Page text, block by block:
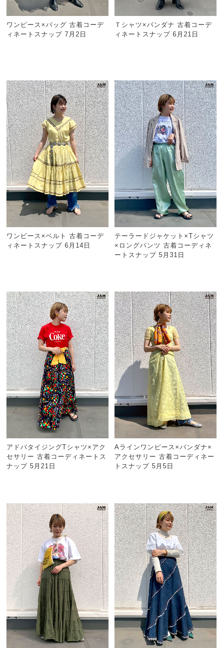
ワンピース×バッグ 古着コーデ
ィネートスナップ 7月2日
Ｔシャツ×バンダナ 古着コーデ
ィネートスナップ 6月21日
ワンピース×ベルト 古着コーデ
ィネートスナップ 6月14日
テーラードジャケット×Tシャツ
×ロングパンツ 古着コーディネ
ートスナップ 5月31日
アドバタイジングTシャツ×アク
セサリー 古着コーディネートス
ナップ 5月21日
Aラインワンピース×バンダナ×
アクセサリー 古着コーディネー
トスナップ 5月5日